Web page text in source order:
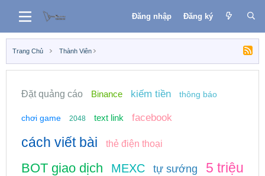
Đăng nhập Đăng ký
Trang Chủ Thành Viên
Đặt quảng cáo Binance kiếm tiền thông báo
chơi game 2048 text link facebook
cách viết bài thẻ điện thoại
BOT giao dịch MEXC tự sướng 5 triệu